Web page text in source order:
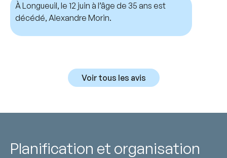
À Longueuil, le 12 juin à l’âge de 35 ans est
décédé, Alexandre Morin.
Voir tous les avis
Planification et organisation